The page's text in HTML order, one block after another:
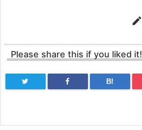

Please share this if you liked it!
B!